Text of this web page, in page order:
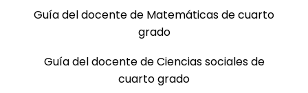
Guía del docente de Matemáticas de cuarto
grado
Guía del docente de Ciencias sociales de
cuarto grado